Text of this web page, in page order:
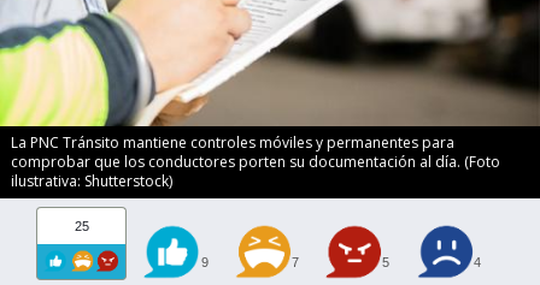
La PNC Tránsito mantiene controles móviles y permanentes para
comprobar que los conductores porten su documentación al día. (Foto
ilustrativa: Shutterstock)
25
9 7 5 4